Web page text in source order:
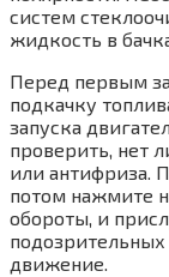
систем
жидкость в
Перед первым
подкачку
запуска
проверить, нет
или антифриза.
потом нажмите
обороты, и
движение.